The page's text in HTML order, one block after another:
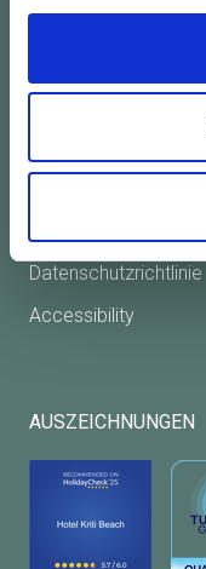
Datenschutzrichtlinie
Accessibility
AUSZEICHNUNGEN